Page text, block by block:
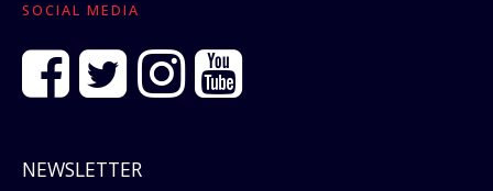
SOCIAL MEDIA
NEWSLETTER